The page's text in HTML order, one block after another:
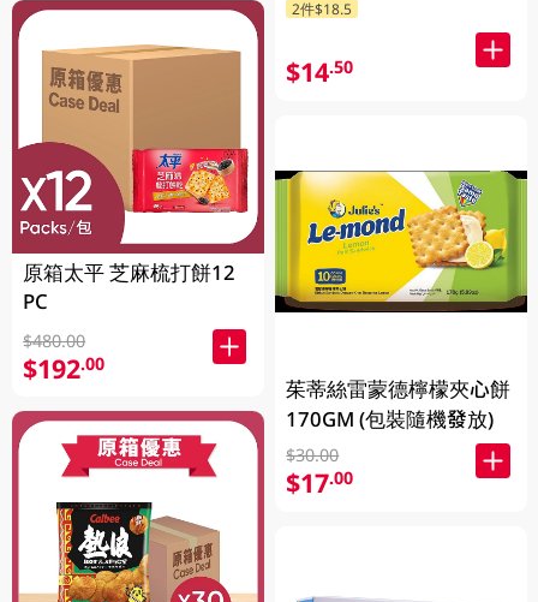
原箱太平 芝麻梳打餅12
PC
$480.00
$192.00
2件$18.5
$14.50
茱蒂絲雷蒙德檸檬夾心餅
170GM (包裝隨機發放)
$30.00
$17.00